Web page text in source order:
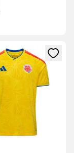
registrarsi come
finestra modale